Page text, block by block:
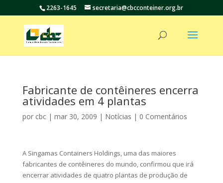
2263-1645 secretaria@cbcconteiner.org.br
Fabricante de contêineres encerra
atividades em 4 plantas
por cbc| mar 30, 2009 | Notícias | 0 Comentários
A Singamas Containers Holdings, uma das maiores
fabricantes de contêineres do mundo, confirmou que irá
encerrar atividades de quatro plantas de produção de